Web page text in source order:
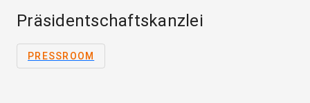
Präsidentschaftskanzlei
PRESSROOM